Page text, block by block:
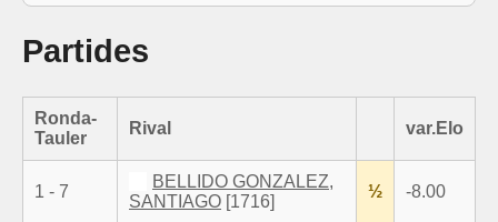
Partides
Ronda-
Tauler
Rival var.Elo
1 - 7
BELLIDO GONZALEZ,
SANTIAGO [1716]
½ -8.00